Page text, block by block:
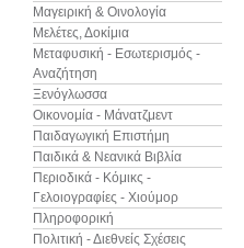
Μαγειρική & Οινολογία
Μελέτες, Δοκίμια
Μεταφυσική - Εσωτερισμός -
Αναζήτηση
Ξενόγλωσσα
Οικονομία - Μάνατζμεντ
Παιδαγωγική Επιστήμη
Παιδικά & Νεανικά Βιβλία
Περιοδικά - Κόμικς -
Γελοιογραφίες - Χιούμορ
Πληροφορική
Πολιτική - Διεθνείς Σχέσεις